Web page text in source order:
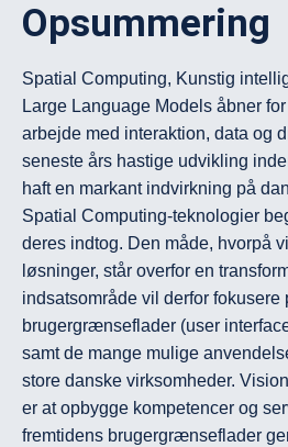
Opsummering
Spatial Computing, Kunstig
Large Language Models åbner
arbejde med interaktion, data og
seneste års hastige udvikling
haft en markant indvirkning på
Spatial Computing-teknologier
deres indtog. Den måde, hvorpå
løsninger, står overfor en
indsatsområde vil derfor
brugergrænseflader (user
samt de mange mulige
store danske virksomheder.
er at opbygge kompetencer og
fremtidens brugergrænseflader